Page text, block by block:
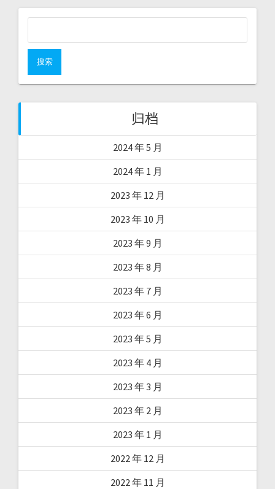
归档
2024 年 5 月
2024 年 1 月
2023 年 12 月
2023 年 10 月
2023 年 9 月
2023 年 8 月
2023 年 7 月
2023 年 6 月
2023 年 5 月
2023 年 4 月
2023 年 3 月
2023 年 2 月
2023 年 1 月
2022 年 12 月
2022 年 11 月